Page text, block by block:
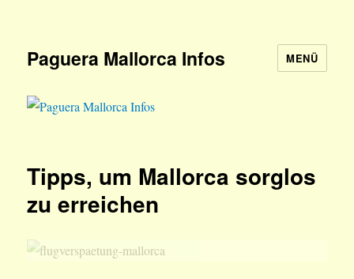
Paguera Mallorca Infos MENÜ
Tipps, um Mallorca sorglos
zu erreichen